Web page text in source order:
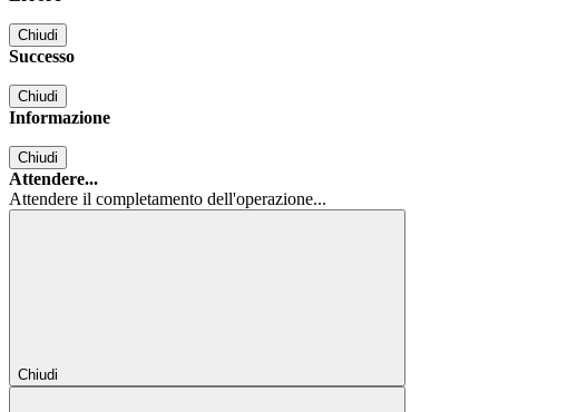
Chiudi
Successo
Chiudi
Informazione
Chiudi
Attendere...
Attendere il completamento dell'operazione...
Chiudi